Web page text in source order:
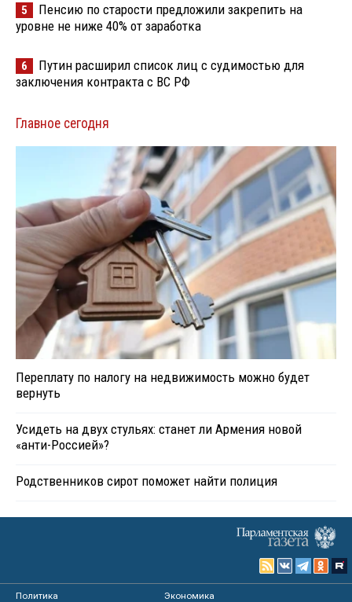
5
Пенсию по старости предложили закрепить на
уровне не ниже 40% от заработка
6
Путин расширил список лиц с судимостью для
заключения контракта с ВС РФ
Главное сегодня
Переплату по налогу на недвижимость можно будет
вернуть
Усидеть на двух стульях: станет ли Армения новой
«анти-Россией»?
Родственников сирот поможет найти полиция
Политика
Экономика